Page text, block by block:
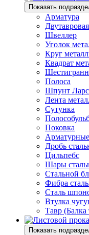
Показать
Арматура
Швеллер
Уголок
Круг
Квадрат
Полоса
Шпунт
Лента
Сутунка
Поковка
Дробь
Цильпебс
Шары
Стальной
Фибра
Сталь
Втулка
Тавр (Балка
Показать